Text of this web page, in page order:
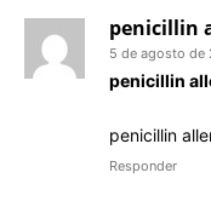
penicillin
5 de agosto de
penicillin
penicillin
Responder